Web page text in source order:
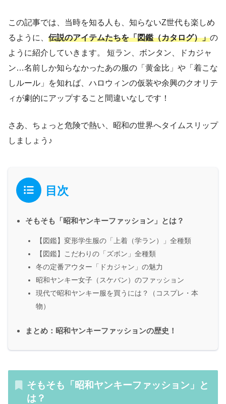
この記事では、当時を知る人も、知らないZ世代も楽しめ
るように、 伝説のアイテムたちを「図鑑（カタログ）」の
ように紹介していきます。 短ラン、ボンタン、ドカジャ
ン…名前しか知らなかったあの服の「黄金比」や「着こな
しルール」を知れば、ハロウィンの仮装や余興のクオリテ
ィが劇的にアップすること間違いなしです！
さあ、ちょっと危険で熱い、昭和の世界へタイムスリップ
しましょう♪
目次
そもそも「昭和ヤンキーファッション」とは？
【図鑑】変形学生服の「上着（学ラン）」全種類
【図鑑】こだわりの「ズボン」全種類
冬の定番アウター「ドカジャン」の魅力
昭和ヤンキー女子（スケバン）のファッション
現代で昭和ヤンキー服を買うには？（コスプレ・本
物）
まとめ：昭和ヤンキーファッションの歴史！
そもそも「昭和ヤンキーファッション」と
は？